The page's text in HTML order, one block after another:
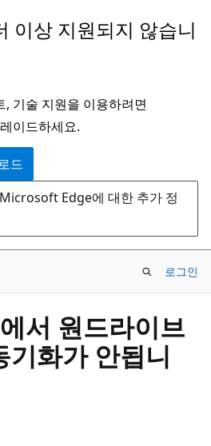
이상 지원되지 않습니
기술 지원을 이용하려면
이드하세요.
드
Edge에 대한 추가 정
로그인
서 원드라이브
기화가 안됩니